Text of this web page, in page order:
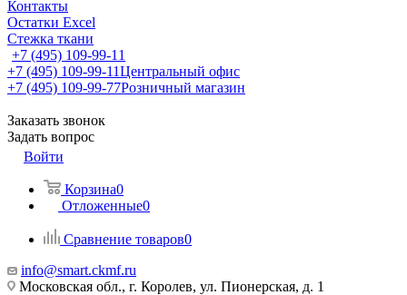
Контакты
Остатки Excel
Стежка ткани
+7 (495) 109-99-11
+7 (495) 109-99-11Центральный офис
+7 (495) 109-99-77Розничный магазин
Заказать звонок
Задать вопрос
Войти
Корзина0
Отложенные0
Сравнение товаров0
info@smart.ckmf.ru
Московская обл., г. Королев, ул. Пионерская, д. 1